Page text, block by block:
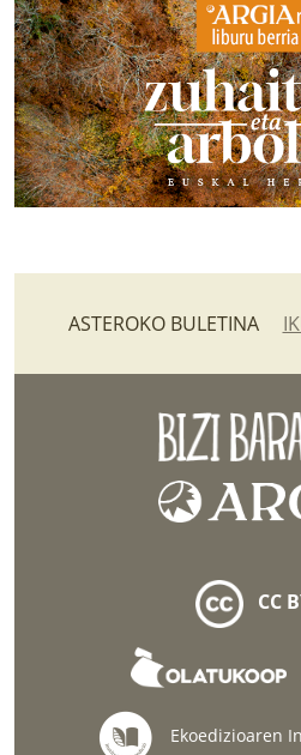
ASTEROKO BULETINA
CC
Ekoedizioaren